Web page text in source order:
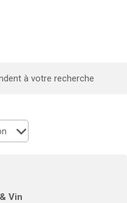
à votre recherche
Vin